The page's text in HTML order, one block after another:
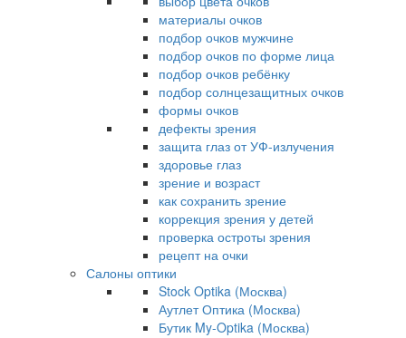
материалы очков
подбор очков мужчине
подбор очков по форме лица
подбор очков ребёнку
подбор солнцезащитных очков
формы очков
дефекты зрения
защита глаз от УФ-излучения
здоровье глаз
зрение и возраст
как сохранить зрение
коррекция зрения у детей
проверка остроты зрения
рецепт на очки
Салоны оптики
Stock Optika (Москва)
Аутлет Оптика (Москва)
Бутик My-Optika (Москва)